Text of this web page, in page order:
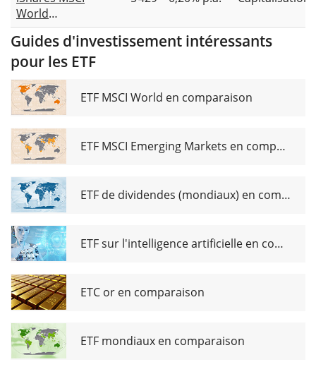
World
Screened
UCITS ETF USD
(Acc)
Guides d'investissement intéressants
pour les ETF
ETF MSCI World en comparaison
ETF MSCI Emerging Markets en comparaison
ETF de dividendes (mondiaux) en comparaison
ETF sur l'intelligence artificielle en comparaison
ETC or en comparaison
ETF mondiaux en comparaison